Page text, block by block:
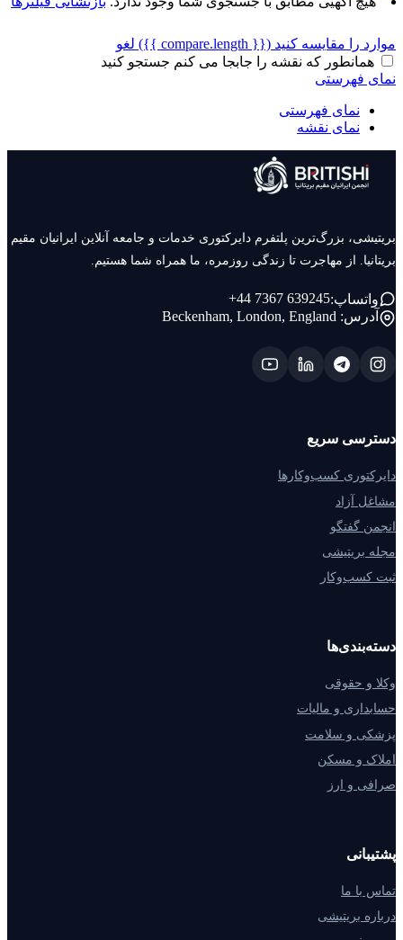
موارد را مقایسه کنید ({{ compare.length }})
لغو
همانطور که نقشه را جابجا می کنم جستجو کنید
نمای فهرستی
نمای فهرستی
نمای نقشه
بریتیشی، بزرگ‌ترین پلتفرم دایرکتوری خدمات و جامعه آنلاین ایرانیان مقیم
بریتانیا. از مهاجرت تا زندگی روزمره، ما همراه شما هستیم.
واتساپ:+44 7367 639245
آدرس: Beckenham, London, England
دسترسی سریع
دایرکتوری کسب‌وکارها
مشاغل آزاد
انجمن گفتگو
مجله بریتیشی
ثبت کسب‌وکار
دسته‌بندی‌ها
وکلا و حقوقی
حسابداری و مالیات
پزشکی و سلامت
املاک و مسکن
صرافی و ارز
پشتیبانی
تماس با ما
درباره بریتیشی